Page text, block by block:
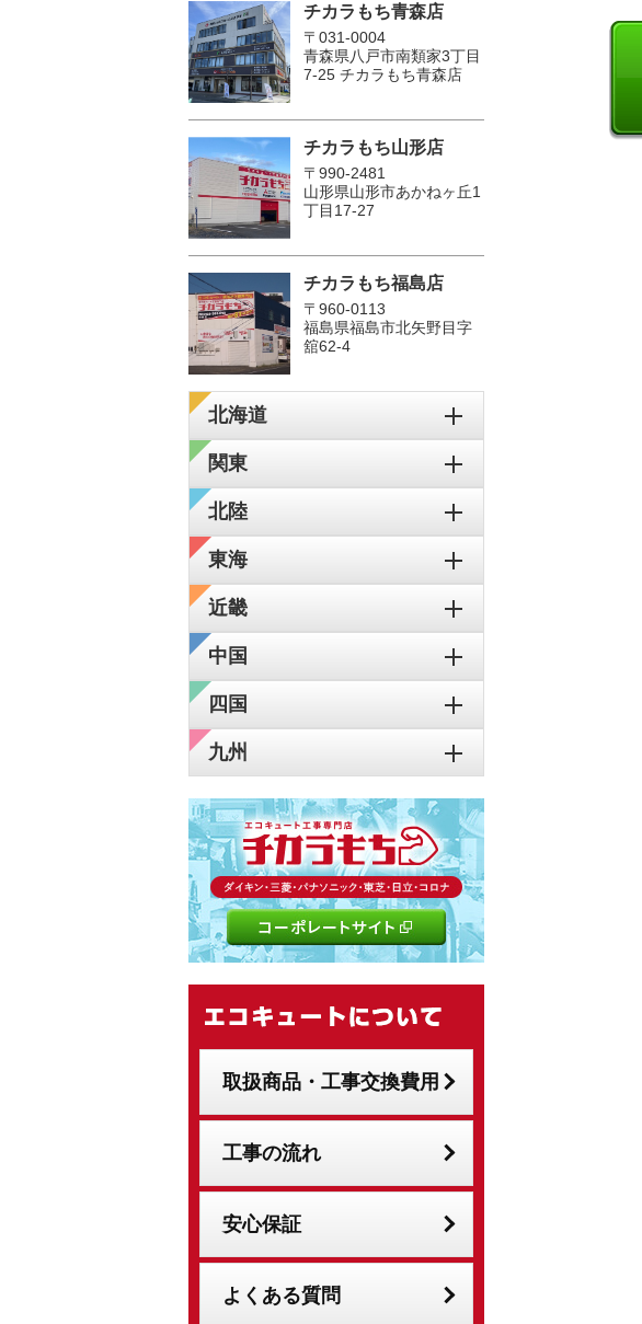
チカラもち青森店
〒031-0004
青森県八戸市南類家3丁目
7-25 チカラもち青森店
チカラもち山形店
〒990-2481
山形県山形市あかねヶ丘1
丁目17-27
チカラもち福島店
〒960-0113
福島県福島市北矢野目字
舘62-4
北海道
関東
北陸
東海
近畿
中国
四国
九州
取扱商品・工事交換費用
工事の流れ
安心保証
よくある質問